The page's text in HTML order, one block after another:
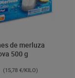
de merluza
500 g
(15,78 €/KILO)